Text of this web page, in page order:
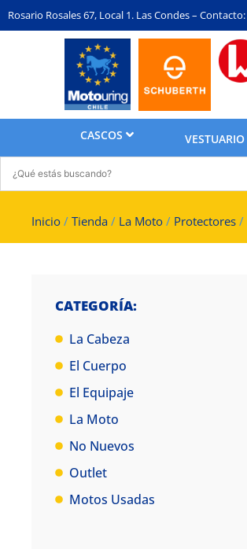
Rosario Rosales 67, Local 1. Las Condes – Contacto:
CASCOS VESTUARIO
Inicio / Tienda / La Moto / Protectores /
CATEGORÍA:
La Cabeza
El Cuerpo
El Equipaje
La Moto
No Nuevos
Outlet
Motos Usadas